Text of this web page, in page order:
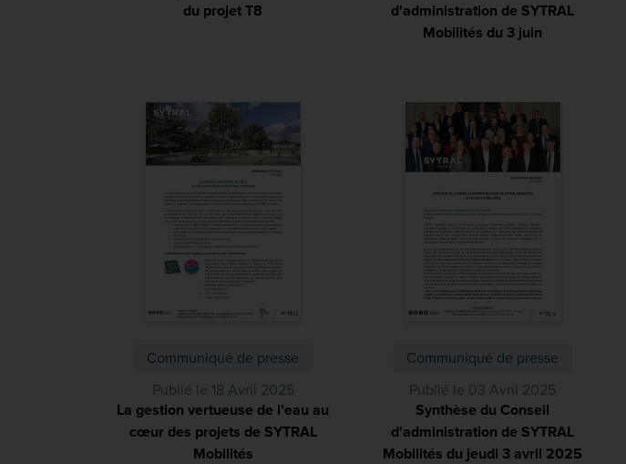
du projet T8
d'administration de SYTRAL
Mobilités du 3 juin
Communiqué de presse
Publié le 18 Avril 2025
La gestion vertueuse de l’eau au
cœur des projets de SYTRAL
Mobilités
Communiqué de presse
Publié le 03 Avril 2025
Synthèse du Conseil
d'administration de SYTRAL
Mobilités du jeudi 3 avril 2025